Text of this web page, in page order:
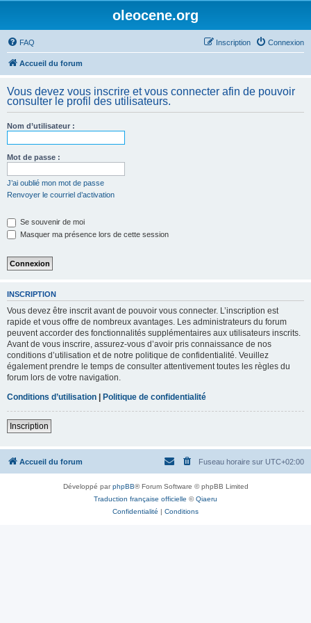
oleocene.org
FAQ Connexion
Inscription
Accueil du forum
Vous devez vous inscrire et vous connecter afin de pouvoir
consulter le profil des utilisateurs.
Nom d’utilisateur :
Mot de passe :
J’ai oublié mon mot de passe
Renvoyer le courriel d’activation
Se souvenir de moi
Masquer ma présence lors de cette session
INSCRIPTION
Vous devez être inscrit avant de pouvoir vous connecter. L’inscription est
rapide et vous offre de nombreux avantages. Les administrateurs du forum
peuvent accorder des fonctionnalités supplémentaires aux utilisateurs inscrits.
Avant de vous inscrire, assurez-vous d’avoir pris connaissance de nos
conditions d’utilisation et de notre politique de confidentialité. Veuillez
également prendre le temps de consulter attentivement toutes les règles du
forum lors de votre navigation.
Conditions d’utilisation | Politique de confidentialité
Inscription
Accueil du forum Fuseau horaire sur UTC+02:00
Développé parphpBB® Forum Software © phpBB Limited
Traduction française officielle ©Qiaeru
Confidentialité | Conditions